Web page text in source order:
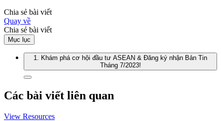
Chia sẻ bài viết
Quay về
Chia sẻ bài viết
Mục lục
1. Khám phá cơ hội đầu tư ASEAN & Đăng ký nhận Bản Tin
Tháng 7/2023!
Các bài viết liên quan
View Resources